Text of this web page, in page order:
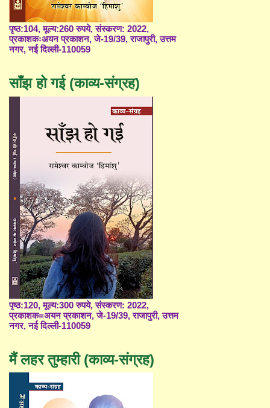
पृष्ठ:104, मूल्य:260 रुपये, संस्करण: 2022,
प्रकाशकःअयन प्रकाशन, जे-19/39, राजापुरी, उत्तम
नगर, नई दिल्ली-110059
साँझ हो गई (काव्य-संग्रह)
पृष्ठ:120, मूल्य:300 रुपये, संस्करण: 2022,
प्रकाशक=अयन प्रकाशन, जे-19/39, राजापुरी, उत्तम
नगर, नई दिल्ली-110059
मैं लहर तुम्हारी (काव्य-संग्रह)